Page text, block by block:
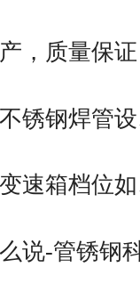
，质量保证
锈钢焊管
速箱档位
说-管锈钢